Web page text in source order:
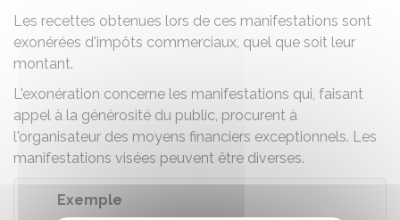
Les recettes obtenues lors de ces manifestations sont
exonérées d'impôts commerciaux, quel que soit leur
montant.
L'exonération concerne les manifestations qui, faisant
appel à la générosité du public, procurent à
l'organisateur des moyens financiers exceptionnels. Les
manifestations visées peuvent être diverses.
Exemple